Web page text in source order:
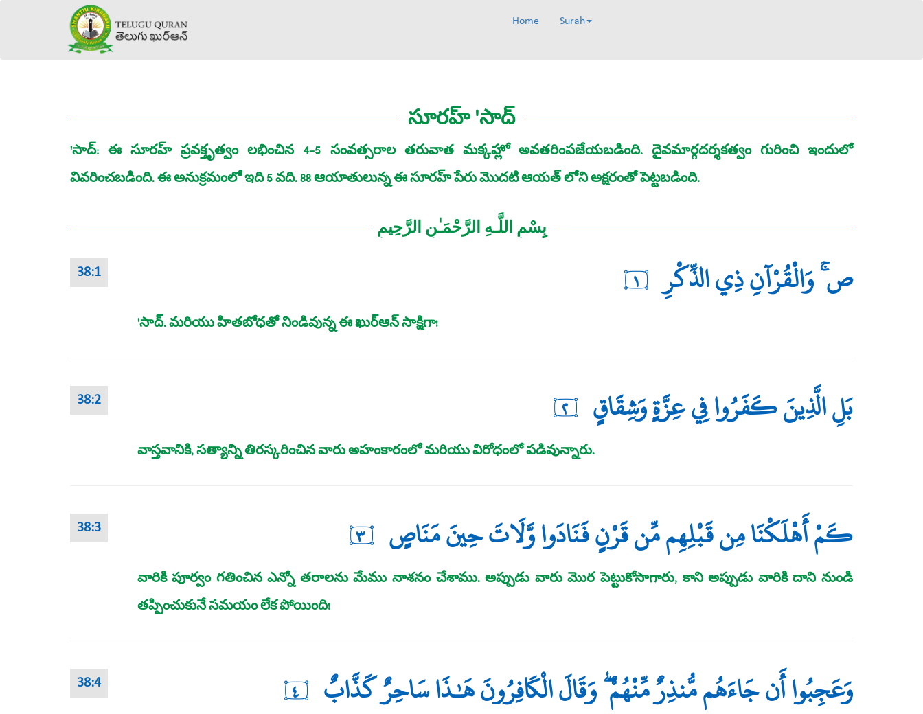
Home Surah
సూరహ్‌ 'సాద్‌
'సాద్‌: ఈ సూరహ్‌ ప్రవక్తృత్వం లభించిన 4-5 సంవత్సరాల తరువాత మక్కహ్లో అవతరింపజేయబడింది. దైవమార్గదర్శకత్వం గురించి ఇందులో
వివరించబడింది. ఈ అనుక్రమంలో ఇది 5 వది. 88 ఆయాతులున్న ఈ సూరహ్ పేరు మొదటి ఆయత్‌ లోని అక్షరంతో పెట్టబడింది.
بِسْمِ اللَّـهِ الرَّحْمَـٰنِ الرَّحِيمِ
38:1 ص ۚ وَالْقُرْآنِ ذِي الذِّكْرِ ١
'సాద్‌. మరియు హితబోధతో నిండివున్న ఈ ఖుర్‌ఆన్‌ సాక్షిగా!
38:2 بَلِ الَّذِينَ كَفَرُوا فِي عِزَّةٍ وَشِقَاقٍ ٢
వాస్తవానికి, సత్యాన్ని తిరస్కరించిన వారు అహంకారంలో మరియు విరోధంలో పడివున్నారు.
38:3 كَمْ أَهْلَكْنَا مِن قَبْلِهِم مِّن قَرْنٍ فَنَادَوا وَّلَاتَ حِينَ مَنَاصٍ ٣
వారికి పూర్వం గతించిన ఎన్నో తరాలను మేము నాశనం చేశాము. అప్పుడు వారు మొర పెట్టుకోసాగారు, కాని అప్పుడు వారికి దాని నుండి
తప్పించుకునే సమయం లేక పోయింది!
38:4 وَعَجِبُوا أَن جَاءَهُم مُّنذِرٌ مِّنْهُمْ ۖ وَقَالَ الْكَافِرُونَ هَـٰذَا سَاحِرٌ كَذَّابٌ ٤